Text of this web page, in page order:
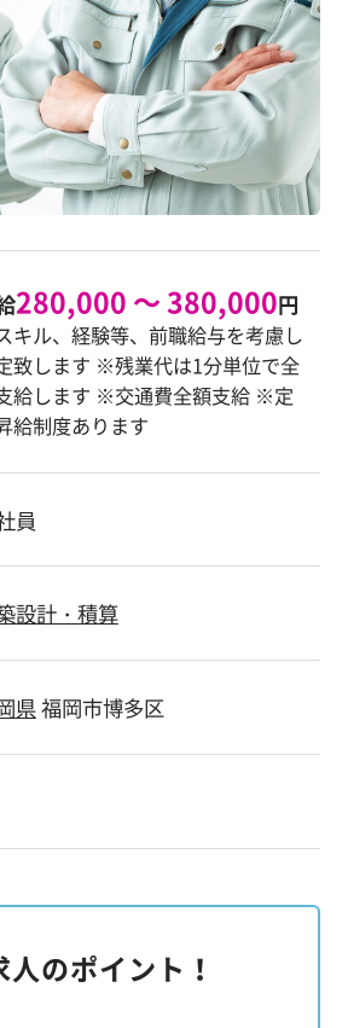
280,000 ～ 380,000円
キル、経験等、前職給与を考慮し
致します ※残業代は1分単位で全
給します ※交通費全額支給 ※定
給制度あります
員
設計・積算
県福岡市博多区
人のポイント！